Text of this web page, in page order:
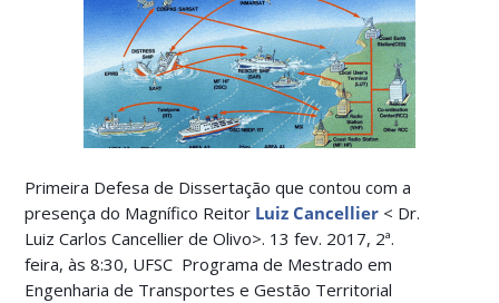
Primeira Defesa de Dissertação que contou com a
presença do Magnífico Reitor Luiz Cancellier < Dr.
Luiz Carlos Cancellier de Olivo>. 13 fev. 2017, 2ª.
feira, às 8:30, UFSC Programa de Mestrado em
Engenharia de Transportes e Gestão Territorial